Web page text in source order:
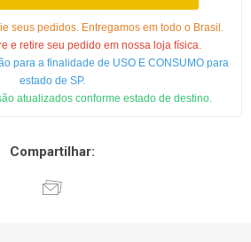
seus pedidos. Entregamos em todo o Brasil.
e retire seu pedido em nossa loja física.
para a finalidade de USO E CONSUMO para
estado de SP.
atualizados conforme estado de destino.
Compartilhar: